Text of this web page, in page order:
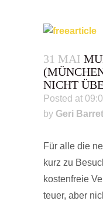
31 MAI
NICHT
Posted at
by Geri
Für alle die
kurz zu
kostenfreie
teuer, aber